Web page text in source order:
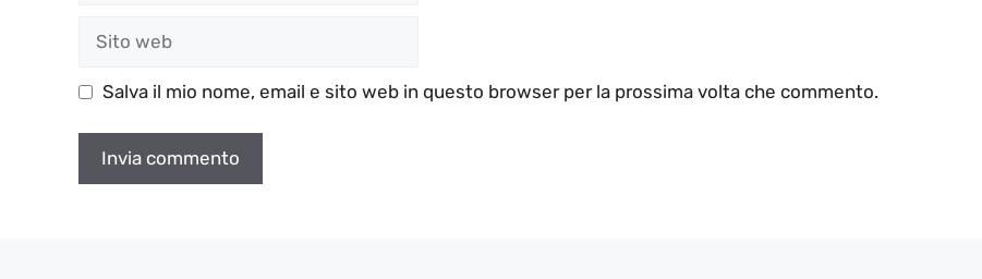
web
Salva il mio nome, email e sito web in questo browser per la prossima volta che commento.